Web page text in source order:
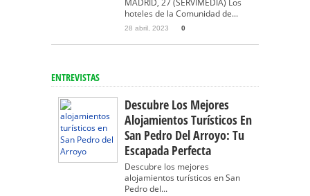
MADRID, 27 (SERVIMEDIA) Los
hoteles de la Comunidad de...
28 abril, 2023 0
ENTREVISTAS
Descubre Los Mejores
Alojamientos Turísticos En
San Pedro Del Arroyo: Tu
Escapada Perfecta
Descubre los mejores
alojamientos turísticos en San
Pedro del...